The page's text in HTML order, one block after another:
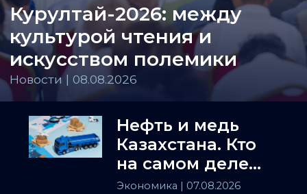
Курултай-2026: между
культурой чтения и
искусством полемики
Новости | 08.08.2026
Нефть и медь
Казахстана. Кто
на самом деле
держит
Экономика | 07.08.2026